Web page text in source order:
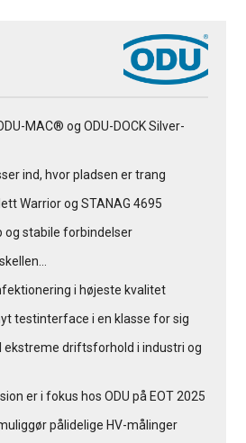
MAC® og ODU-DOCK Silver-
ind, hvor pladsen er trang
Warrior og STANAG 4695
stabile forbindelser
i højeste kvalitet
testinterface i en klasse for sig
ekstreme driftsforhold i industri og
er i fokus hos ODU på EOT 2025
pålidelige HV-målinger